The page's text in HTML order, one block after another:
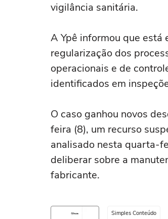
vigilância sanitária.
A Ypê informou que está
regularização dos
operacionais e de
identificados em
O caso ganhou novos
feira (8), um recurso
analisado nesta quarta-
deliberar sobre a
fabricante.
Simples Conteúdo